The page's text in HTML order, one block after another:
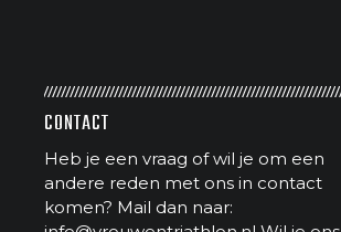
CONTACT
Heb je een vraag of wil je om een
andere reden met ons in contact
komen? Mail dan naar: